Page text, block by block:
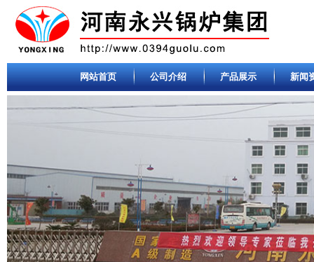
网站首页 公司介绍 产品展示 新闻